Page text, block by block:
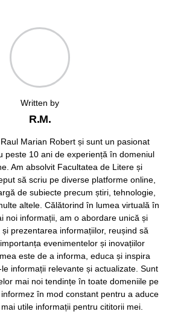
Written by
R.M.
Marian Robert și sunt un pasionat
peste 10 ani de experiență în domeniul
Am absolvit Facultatea de Litere și
să scriu pe diverse platforme online,
de subiecte precum știri, tehnologie,
altele. Călătorind în lumea virtuală în
noi informații, am o abordare unică și
prezentarea informațiilor, reușind să
evenimentelor și inovațiilor
este de a informa, educa și inspira
informații relevante și actualizate. Sunt
mai noi tendințe în toate domeniile pe
în mod constant pentru a aduce
utile informații pentru cititorii mei.